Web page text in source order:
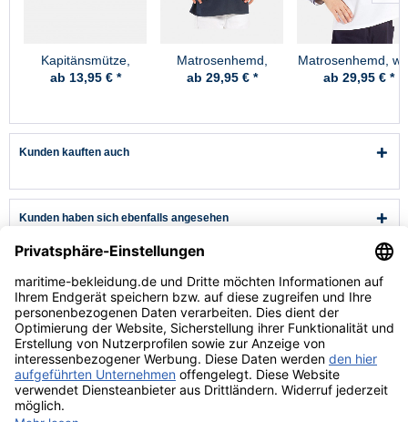
Kapitänsmütze,
Premium
ab 13,95 € *
Matrosenhemd,
marine - Kinder
ab 29,95 € *
Matrosenhemd,
- Kinder
ab 29,95 € *
Kunden kauften auch
Kunden haben sich ebenfalls angesehen
Kundenservice
Hilfe & Infos
Rechtliches